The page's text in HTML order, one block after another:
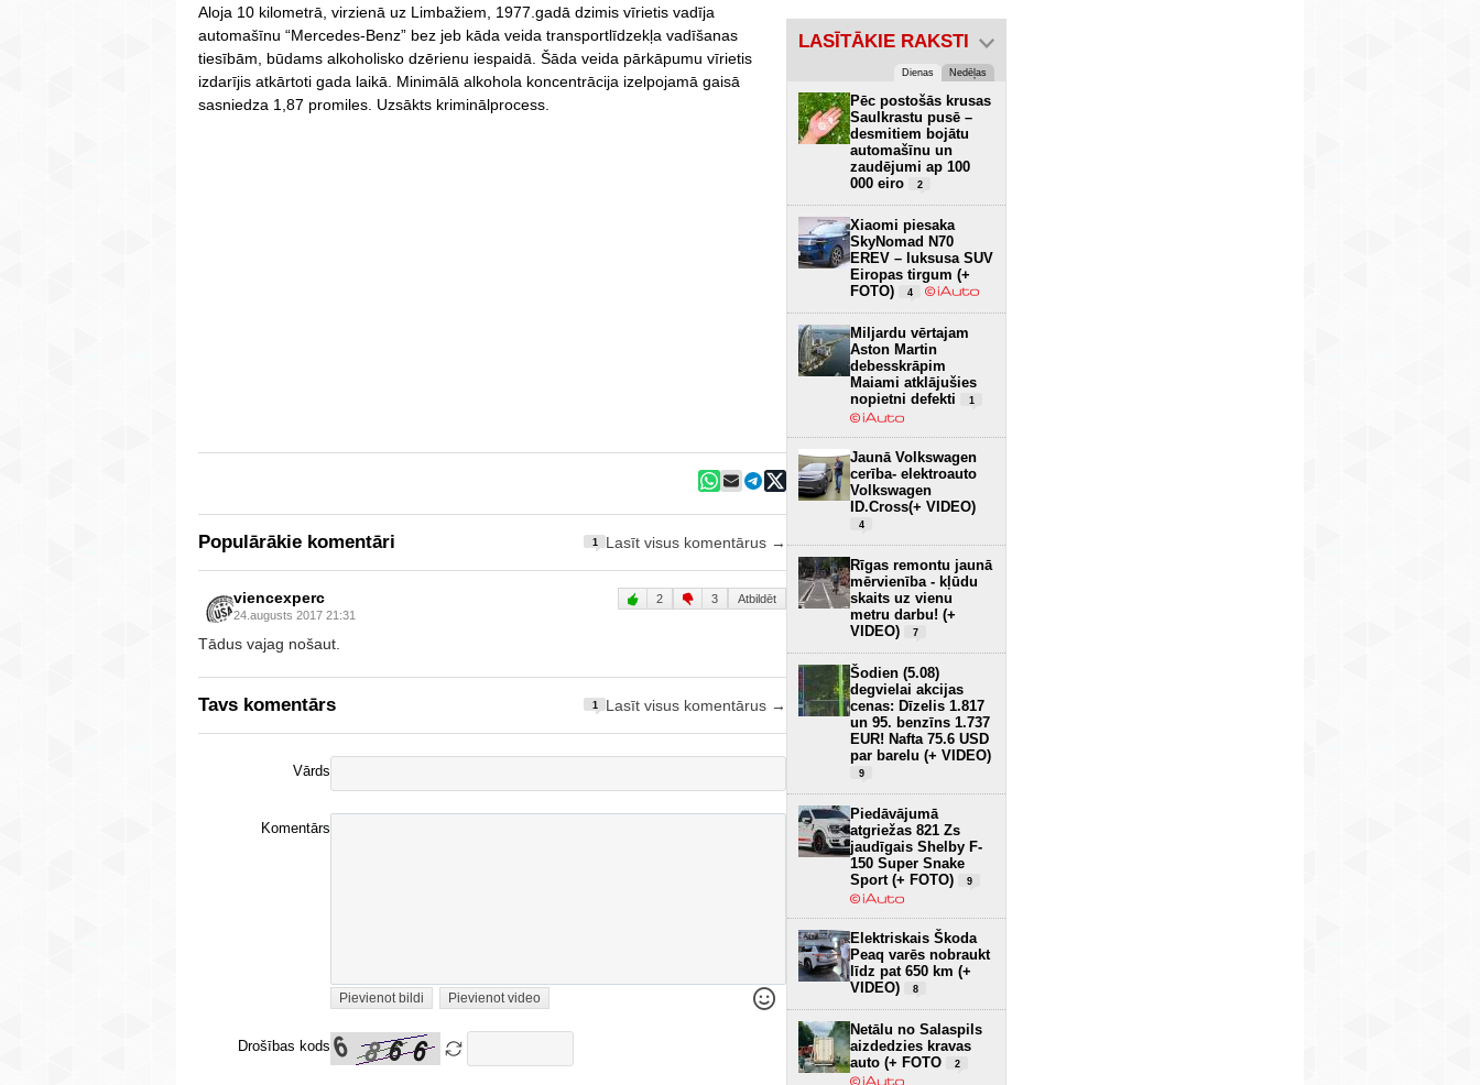
Aloja 10 kilometrā, virzienā uz Limbažiem, 1977.gadā dzimis vīrietis vadīja
automašīnu “Mercedes-Benz” bez jeb kāda veida transportlīdzekļa vadīšanas
tiesībām, būdams alkoholisko dzērienu iespaidā. Šāda veida pārkāpumu vīrietis
izdarījis atkārtoti gada laikā. Minimālā alkohola koncentrācija izelpojamā gaisā
sasniedza 1,87 promiles. Uzsākts kriminālprocess.
Populārākie komentāri 1 Lasīt visus komentārus →
viencexperc
24.augusts 2017 21:31
2 3 Atbildēt
Tādus vajag nošaut.
Tavs komentārs 1 Lasīt visus komentārus →
Vārds
Komentārs
Pievienot bildi Pievienot video
Drošības kods
LASĪTĀKIE RAKSTI
Dienas Nedēļas
Pēc postošās krusas
Saulkrastu pusē –
desmitiem bojātu
automašīnu un
zaudējumi ap 100
000 eiro
2
Xiaomi piesaka
SkyNomad N70
EREV – luksusa SUV
Eiropas tirgum (+
FOTO)
4
Miljardu vērtajam
Aston Martin
debesskrāpim
Maiami atklājušies
nopietni defekti
1
Jaunā Volkswagen
cerība- elektroauto
Volkswagen
ID.Cross(+ VIDEO)
4
Rīgas remontu jaunā
mērvienība - kļūdu
skaits uz vienu
metru darbu! (+
VIDEO)
7
Šodien (5.08)
degvielai akcijas
cenas: Dīzelis 1.817
un 95. benzīns 1.737
EUR! Nafta 75.6 USD
par barelu (+ VIDEO)
9
Piedāvājumā
atgriežas 821 Zs
jaudīgais Shelby F-
150 Super Snake
Sport (+ FOTO)
9
Elektriskais Škoda
Peaq varēs nobraukt
līdz pat 650 km (+
VIDEO)
8
Netālu no Salaspils
aizdedzies kravas
auto (+ FOTO
2